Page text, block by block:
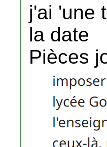
j'ai 'une
la date
Pièces